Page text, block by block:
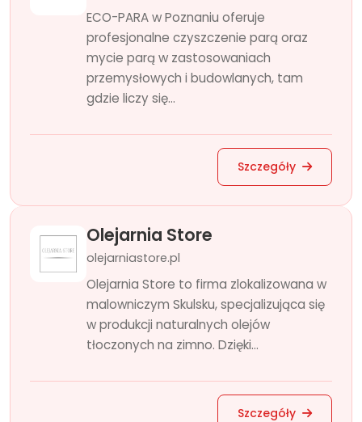
ECO-PARA w Poznaniu oferuje
profesjonalne czyszczenie parą oraz
mycie parą w zastosowaniach
przemysłowych i budowlanych, tam
gdzie liczy się...
Szczegóły
Olejarnia Store
olejarniastore.pl
Olejarnia Store to firma zlokalizowana w
malowniczym Skulsku, specjalizująca się
w produkcji naturalnych olejów
tłoczonych na zimno. Dzięki...
Szczegóły